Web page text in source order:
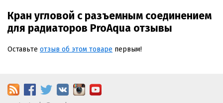
Кран угловой с разъемным соединением
для радиаторов ProAqua отзывы
Оставьте отзыв об этом товаре первым!